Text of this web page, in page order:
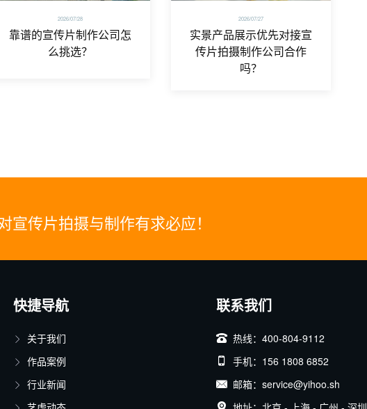
2026/07/28
靠谱的宣传片制作公司怎
么挑选？
2026/07/27
实景产品展示优先对接宣
传片拍摄制作公司合作
吗？
传片拍摄与制作有求必应！
快捷导航
关于我们
作品案例
行业新闻
联系我们
热线：400-804-9112
手机：156 1808 6852
邮箱：service@yihoo.sh